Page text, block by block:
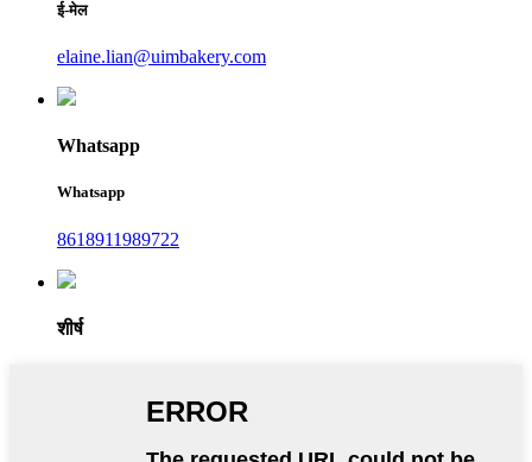
ई-मेल
elaine.lian@uimbakery.com
Whatsapp
Whatsapp
8618911989722
शीर्ष